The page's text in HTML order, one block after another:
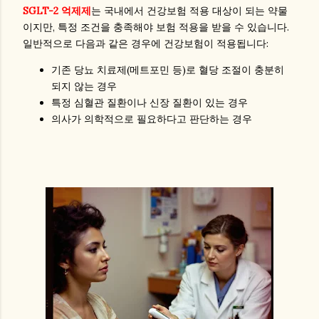
SGLT-2 억제제는 국내에서 건강보험 적용 대상이 되는 약물
이지만, 특정 조건을 충족해야 보험 적용을 받을 수 있습니다.
일반적으로 다음과 같은 경우에 건강보험이 적용됩니다:
기존 당뇨 치료제(메트포민 등)로 혈당 조절이 충분히
되지 않는 경우
특정 심혈관 질환이나 신장 질환이 있는 경우
의사가 의학적으로 필요하다고 판단하는 경우